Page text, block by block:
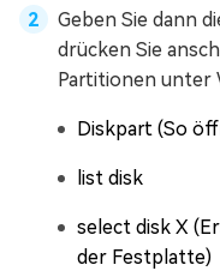
Geben Sie dann
drücken Sie
Partitionen unter
Diskpart (So
list disk
select disk X
der Festplatte)